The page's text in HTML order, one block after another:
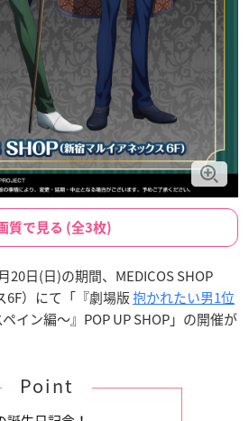
質で見る (全3枚)
20日(日)の期間、MEDICOS SHOP
6F）にて「『劇場版抱かれたい男1位
イン編～』POP UP SHOP」の開催が
Point